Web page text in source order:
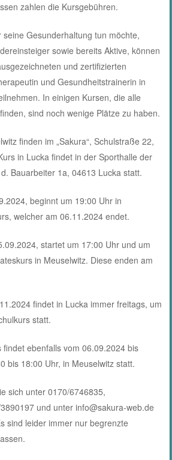
zahlen die Kursgebühren.
Gesunderhaltung tun möchte,
sowie bereits Aktive, können
und zertifizierten
und Gesundheitstrainerin in
In einigen Kursen, die alle
sind noch wenige Plätze zu haben.
finden im „Sakura“, Schulstraße 22,
in Lucka findet in der Sporthalle der
Bauarbeiter 1a, 04613 Lucka statt.
beginnt um 19:00 Uhr in
welcher am 06.11.2024 endet.
startet um 17:00 Uhr und um
in Meuselwitz. Diese enden am
findet in Lucka immer freitags, um
statt.
findet ebenfalls vom 06.09.2024 bis
bis 18:00 Uhr, in Meuselwitz statt.
sich unter 0170/6746835,
und unter info@sakura-web.de
sind leider immer nur begrenzte